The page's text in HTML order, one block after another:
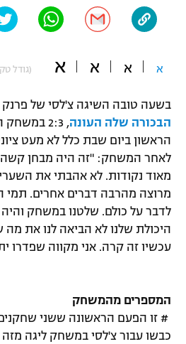
"מחצית בשכונה" – פודקאסט
משתתפים וזוכים בפרסים
תקנון משתתפים וזוכים בפרסים
תקנון עבור פעילות אלקטרה
תקנון עבור פעילות ספורט 1 – "מרלן"
טניס
גיימינג E-Sports
תנאי שימוש
תקנון פעילות ספורט 1
רשיון להקרנה פומבית לבית עסק
אופניים
ספורט מוטורי
בייסבול MLB
ספורט אתגרי ואקסטרים
אומנויות לחימה
א א א א (גודל
בשעה טובה השיגה צ'לסי של
הבכורה שלה העונה
, 2:3
הראשון ביום שבת כלל לא מעט
לאחר המשחק: "זה היה מבחן קשה,
מאוד נקודות. לא אהבתי את
מרוצה מהרבה דברים אחרים. תמי
לדבר על כולם. שלטנו במשחק
היכולת שלנו לא הביאה לנו את מה
עכשיו זה קרה. אני מקווה שפדרו
המספרים מהמשחק